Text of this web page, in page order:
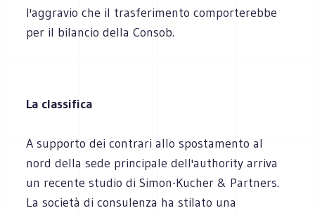
l'aggravio che il trasferimento comporterebbe
per il bilancio della Consob.
La classifica
A supporto dei contrari allo spostamento al
nord della sede principale dell'authority arriva
un recente studio di Simon-Kucher & Partners.
La società di consulenza ha stilato una